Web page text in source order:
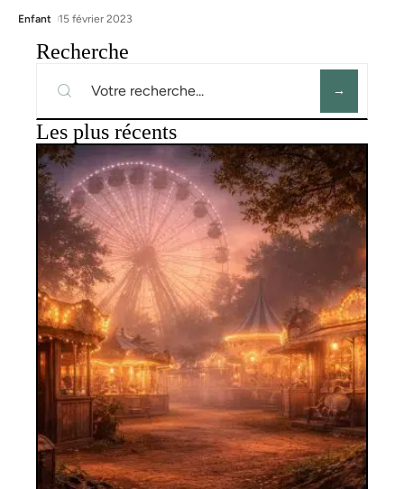
Enfant 15 février 2023
Recherche
Les plus récents